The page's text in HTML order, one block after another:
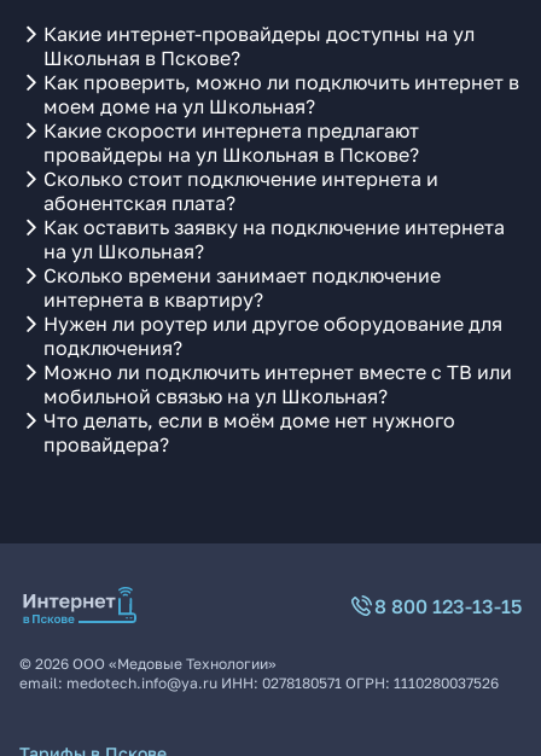
Какие интернет-провайдеры доступны на ул
Школьная в Пскове?
Как проверить, можно ли подключить интернет в
моем доме на ул Школьная?
Какие скорости интернета предлагают
провайдеры на ул Школьная в Пскове?
Сколько стоит подключение интернета и
абонентская плата?
Как оставить заявку на подключение интернета
на ул Школьная?
Сколько времени занимает подключение
интернета в квартиру?
Нужен ли роутер или другое оборудование для
подключения?
Можно ли подключить интернет вместе с ТВ или
мобильной связью на ул Школьная?
Что делать, если в моём доме нет нужного
провайдера?
8 800 123-13-15
© 2026 ООО «Медовые Технологии»
email: medotech.info@ya.ru ИНН: 0278180571 ОГРН: 1110280037526